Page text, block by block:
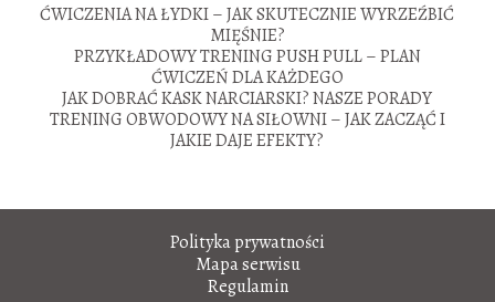
ĆWICZENIA NA ŁYDKI – JAK SKUTECZNIE WYRZEŹBIĆ
MIĘŚNIE?
PRZYKŁADOWY TRENING PUSH PULL – PLAN
ĆWICZEŃ DLA KAŻDEGO
JAK DOBRAĆ KASK NARCIARSKI? NASZE PORADY
TRENING OBWODOWY NA SIŁOWNI – JAK ZACZĄĆ I
JAKIE DAJE EFEKTY?
Polityka prywatności
Mapa serwisu
Regulamin